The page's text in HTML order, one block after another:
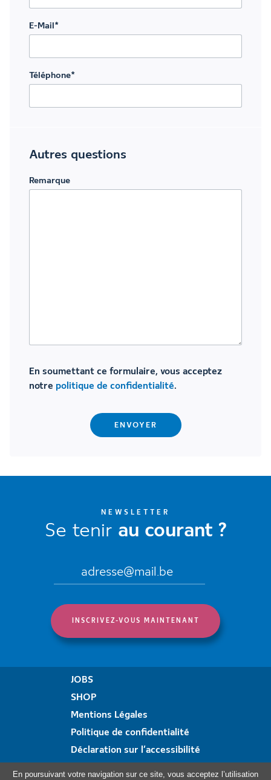
E-Mail *
Téléphone*
Autres questions
Remarque
En soumettant ce formulaire, vous acceptez
notre politique de confidentialité.
NEWSLETTER
Se tenir au courant ?
JOBS
SHOP
Mentions Légales
Politique de confidentialité
Déclaration sur l’accessibilité
En poursuivant votre navigation sur ce site, vous acceptez l’utilisation